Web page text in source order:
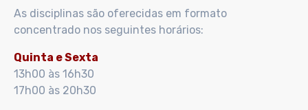
As disciplinas são oferecidas em formato
concentrado nos seguintes horários:
Quinta e Sexta
13h00 às 16h30
17h00 às 20h30